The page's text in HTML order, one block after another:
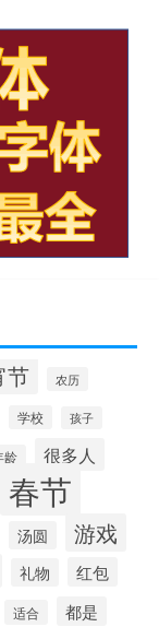
节 农历
学校 孩子
龄 很多人
春节
汤圆 游戏
礼物 红包
适合 都是